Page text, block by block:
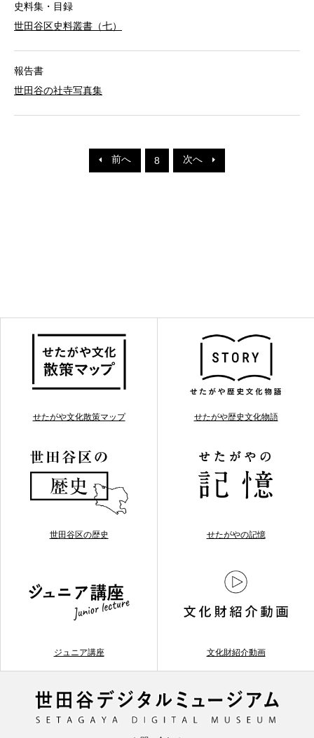
史料集・目録
世田谷区史料叢書（七）
報告書
世田谷の社寺写真集
前へ 8 次へ
せたがや文化散策マップ せたがや歴史文化物語
世田谷区の歴史 せたがやの記憶
ジュニア講座 文化財紹介動画